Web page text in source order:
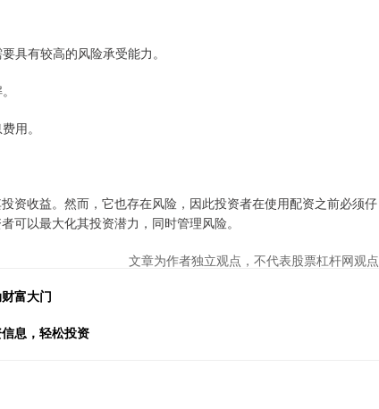
具有较高的风险承受能力。
用。
资收益。然而，它也存在风险，因此投资者在使用配资之前必须仔
可以最大化其投资潜力，同时管理风险。
文章为作者独立观点，不代表股票杠杆网观点
富大门
息，轻松投资